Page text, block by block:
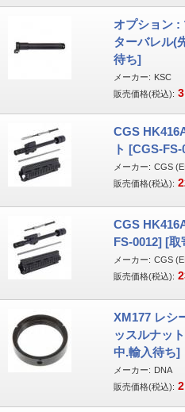
オプション :
ターバレル(
待ち]
メーカー: KSC
販売価格(税込):
CGS
ト [CGS-
メーカー: CGS
販売価格(税込):
CGS
FS-0012] [取
メーカー: CGS
販売価格(税込):
XM177 レシ
ッスルナッ
中.輸入待ち]
メーカー: DNA
販売価格(税込):